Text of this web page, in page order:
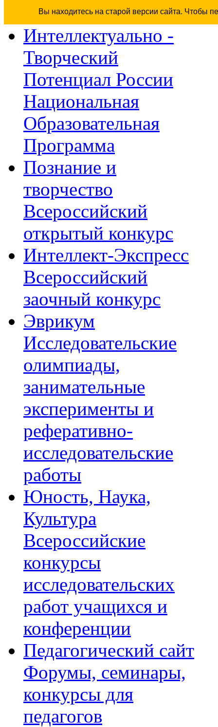
Вы находитесь на старой версии сайта. Чтобы
Интеллектуально -
Творческий
Потенциал России
Национальная
Образовательная
Программа
Познание и
творчество
Всероссийский
открытый конкурс
Интеллект-Экспресс
Всероссийский
заочный конкурс
Эврикум
Исследовательские
олимпиады,
занимательные
эксперименты и
реферативно-
исследовательские
работы
Юность, Наука,
Культура
Всероссийские
конкурсы
исследовательских
работ учащихся и
конференции
Педагогический сайт
Форумы, семинары,
конкурсы для
педагогов